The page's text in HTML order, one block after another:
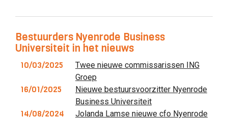
Bestuurders Nyenrode Business
Universiteit in het nieuws
10/03/2025
Twee nieuwe commissarissen ING
Groep
16/01/2025
Nieuwe bestuursvoorzitter Nyenrode
Business Universiteit
14/08/2024
Jolanda Lamse nieuwe cfo Nyenrode